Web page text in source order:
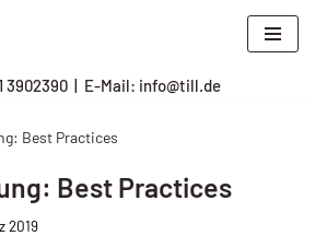
3902390| E-Mail: info@till.de
Best Practices
Best Practices
2019